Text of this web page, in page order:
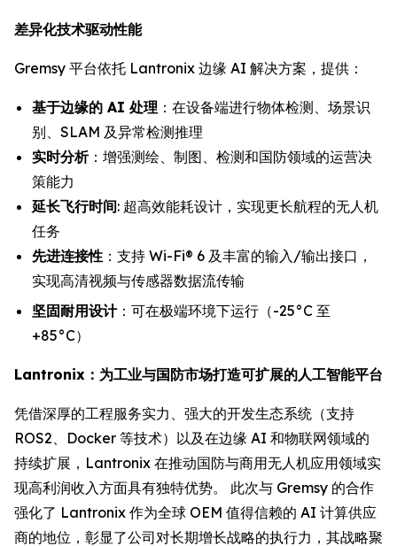
差异化技术驱动性能
Gremsy 平台依托 Lantronix 边缘 AI 解决方案，提供：
基于边缘的 AI 处理 ：在设备端进行物体检测、场景识
别、SLAM 及异常检测推理
实时分析：增强测绘、制图、检测和国防领域的运营决
策能力
延长飞行时间: 超高效能耗设计，实现更长航程的无人机
任务
先进连接性 ：支持 Wi-Fi® 6 及丰富的输入/输出接口，
实现高清视频与传感器数据流传输
坚固耐用设计：可在极端环境下运行（-25°C 至
+85°C）
Lantronix：为工业与国防市场打造可扩展的人工智能平台
凭借深厚的工程服务实力、强大的开发生态系统（支持
ROS2、Docker 等技术）以及在边缘 AI 和物联网领域的
持续扩展，Lantronix 在推动国防与商用无人机应用领域实
现高利润收入方面具有独特优势。 此次与 Gremsy 的合作
强化了 Lantronix 作为全球 OEM 值得信赖的 AI 计算供应
商的地位，彰显了公司对长期增长战略的执行力，其战略聚